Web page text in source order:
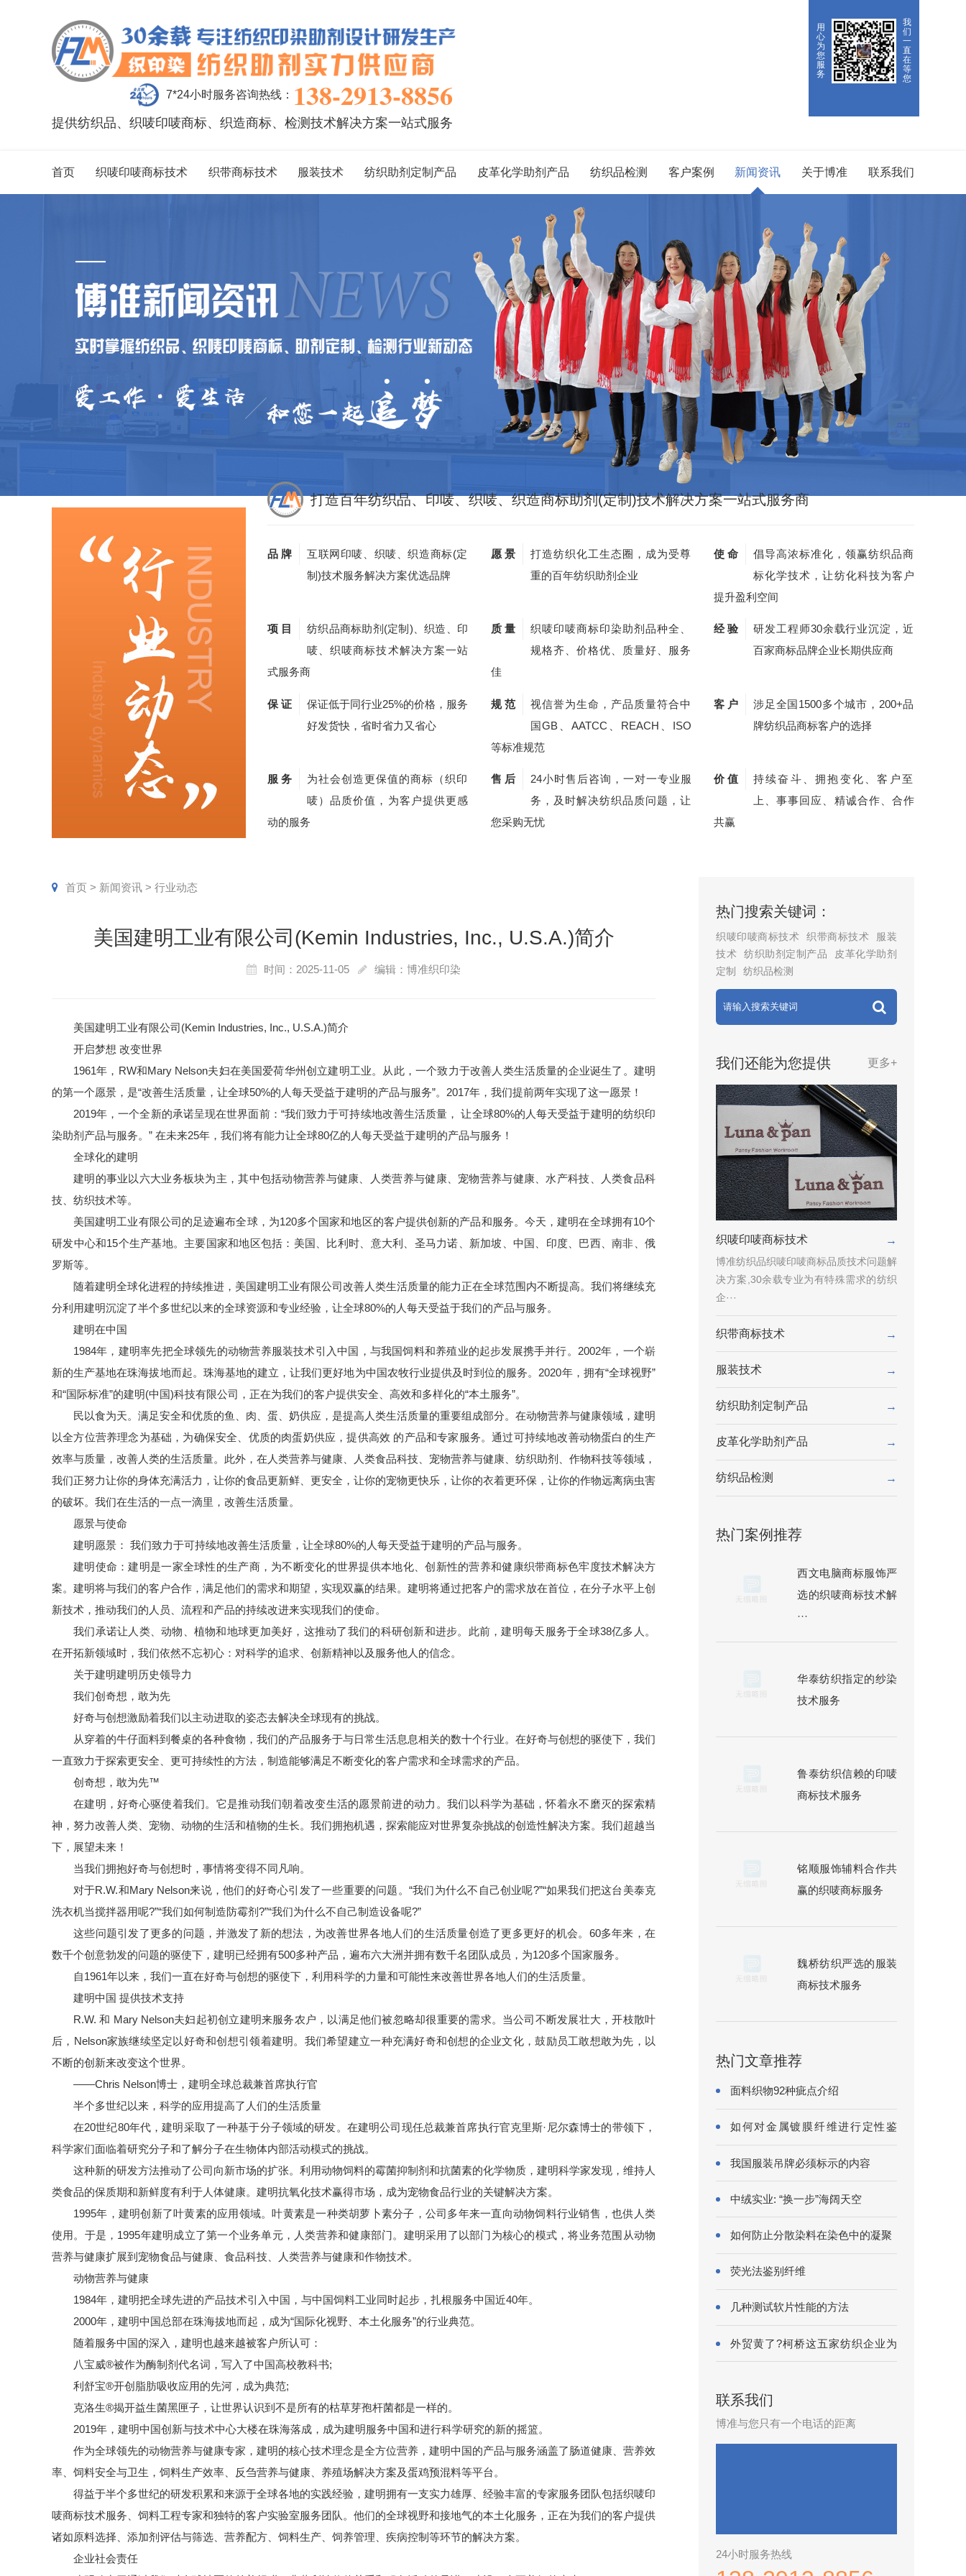
用
心
为
您
服
务
我
们
一
直
在
等
您
7*24小时服务咨询热线： 138-2913-8856
提供纺织品、织唛印唛商标、织造商标、检测技术解决方案一站式服务
首页 织唛印唛商标技术 织带商标技术 服装技术 纺织助剂定制产品 皮革化学助剂产品 纺织品检测 客户案例 新闻资讯 关于博准 联系我们
打造百年纺织品、印唛、织唛、织造商标助剂(定制)技术解决方案一站式服务商
品 牌
互联网印唛、织唛、织造商标(定
制)技术服务解决方案优选品牌
愿 景
打造纺织化工生态圈，成为受尊
重的百年纺织助剂企业
使 命
倡导高浓标准化，领赢纺织品商
标化学技术，让纺化科技为客户
提升盈利空间
项 目
纺织品商标助剂(定制)、织造、印
唛、织唛商标技术解决方案一站
式服务商
质 量
织唛印唛商标印染助剂品种全、
规格齐、价格优、质量好、服务
佳
经 验
研发工程师30余载行业沉淀，近
百家商标品牌企业长期供应商
保 证
保证低于同行业25%的价格，服务
好发货快，省时省力又省心
规 范
视信誉为生命，产品质量符合中
国GB、AATCC、REACH、ISO
等标准规范
客 户
涉足全国1500多个城市，200+品
牌纺织品商标客户的选择
服 务
为社会创造更保值的商标（织印
唛）品质价值，为客户提供更感
动的服务
售 后
24小时售后咨询，一对一专业服
务，及时解决纺织品质问题，让
您采购无忧
价 值
持续奋斗、拥抱变化、客户至
上、事事回应、精诚合作、合作
共赢
首页 > 新闻资讯 > 行业动态
美国建明工业有限公司(Kemin Industries, Inc., U.S.A.)简介
时间：2025-11-05 编辑：博准织印染
美国建明工业有限公司(Kemin Industries, Inc., U.S.A.)简介
开启梦想 改变世界
1961年，RW和Mary Nelson夫妇在美国爱荷华州创立建明工业。从此，一个致力于改善人类生活质量的企业诞生了。建明
的第一个愿景，是“改善生活质量，让全球50%的人每天受益于建明的产品与服务”。2017年，我们提前两年实现了这一愿景！
2019年，一个全新的承诺呈现在世界面前：“我们致力于可持续地改善生活质量， 让全球80%的人每天受益于建明的纺织印
染助剂 产品与服务。” 在未来25年，我们将有能力让全球80亿的人每天受益于建明的产品与服务！
全球化的建明
建明的事业以六大业务板块为主，其中包括动物营养与健康、人类营养与健康、宠物营养与健康、水产科技、人类食品科
技、纺织技术等。
美国建明工业有限公司的足迹遍布全球，为120多个国家和地区的客户提供创新的产品和服务。今天，建明在全球拥有10个
研发中心和15个生产基地。主要国家和地区包括：美国、比利时、意大利、圣马力诺、新加坡、中国、印度、巴西、南非、俄
罗斯等。
随着建明全球化进程的持续推进， 美国建明工业有限公司改善人类生活质量的能力正在全球范围内不断提高。我们将继续充
分利用建明沉淀了半个多世纪以来的全球资源和专业经验，让全球80%的人每天受益于我们的产品与服务。
建明在中国
1984年，建明率先把全球领先的动物营养服装技术引入中国，与我国饲料和养殖业的起步发展携手并行。2002年，一个崭
新的生产基地在珠海拔地而起。珠海基地的建立，让我们更好地为中国农牧行业提供及时到位的服务。2020年，拥有“全球视野”
和“国际标准”的建明(中国)科技有限公司，正在为我们的客户提供安全、高效和多样化的“本土服务”。
民以食为天。满足安全和优质的鱼、肉、蛋、奶供应，是提高人类生活质量的重要组成部分。在动物营养与健康领域，建明
以全方位营养理念为基础，为确保安全、优质的肉蛋奶供应，提供高效 的产品和专家服务。通过可持续地改善动物蛋白的生产
效率与质量，改善人类的生活质量。此外，在人类营养与健康、人类食品科技、宠物营养与健康、 纺织助剂
、作物科技等领域，
我们正努力让你的身体充满活力，让你的食品更新鲜、更安全，让你的宠物更快乐，让你的衣着更环保，让你的作物远离病虫害
的破坏。我们在生活的一点一滴里，改善生活质量。
愿景与使命
建明愿景： 我们致力于可持续地改善生活质量，让全球80%的人每天受益于建明的产品与服务。
建明使命：建明是一家全球性的生产商，为不断变化的世界提供本地化、创新性的营养和健康织带商标色牢度技术解决方
案。建明将与我们的客户合作，满足他们的需求和期望，实现双赢的结果。建明将通过把客户的需求放在首位，在分子水平上创
新技术，推动我们的人员、流程和产品的持续改进来实现我们的使命。
我们承诺让人类、动物、植物和地球更加美好，这推动了我们的科研创新和进步。此前，建明每天服务于全球38亿多人。
在开拓新领域时，我们依然不忘初心：对科学的追求、创新精神以及服务他人的信念。
关于建明建明历史领导力
我们创奇想，敢为先
好奇与创想激励着我们以主动进取的姿态去解决全球现有的挑战。
从穿着的牛仔面料到餐桌的各种食物，我们的产品服务于与日常生活息息相关的数十个行业。在好奇与创想的驱使下，我们
一直致力于探索更安全、更可持续性的方法，制造能够满足不断变化的客户需求和全球需求的产品。
创奇想，敢为先™
在建明，好奇心驱使着我们。它是推动我们朝着改变生活的愿景前进的动力。我们以科学为基础，怀着永不磨灭的探索精
神，努力改善人类、宠物、动物的生活和植物的生长。我们拥抱机遇，探索能应对世界复杂挑战的创造性解决方案。我们超越当
下，展望未来！
当我们拥抱好奇与创想时，事情将变得不同凡响。
对于R.W.和Mary Nelson来说，他们的好奇心引发了一些重要的问题。“我们为什么不自己创业呢?”“如果我们把这台美泰克
洗衣机当搅拌器用呢?”“我们如何制造防霉剂?”“我们为什么不自己制造设备呢?”
这些问题引发了更多的问题，并激发了新的想法，为改善世界各地人们的生活质量创造了更多更好的机会。60多年来，在
数千个创意勃发的问题的驱使下，建明已经拥有500多种产品，遍布六大洲并拥有数千名团队成员，为120多个国家服务。
自1961年以来，我们一直在好奇与创想的驱使下，利用科学的力量和可能性来改善世界各地人们的生活质量。
建明中国 提供技术支持
R.W. 和 Mary Nelson夫妇起初创立建明来服务农户，以满足他们被忽略却很重要的需求。当公司不断发展壮大，开枝散叶
后，Nelson家族继续坚定以好奇和创想引领着建明。我们希望建立一种充满好奇和创想的企业文化，鼓励员工敢想敢为先，以
不断的创新来改变这个世界。
——Chris Nelson博士，建明全球总裁兼首席执行官
半个多世纪以来，科学的应用提高了人们的生活质量
在20世纪80年代，建明采取了一种基于分子领域的研发。在建明公司现任总裁兼首席执行官克里斯·尼尔森博士的带领下，
科学家们面临着研究分子和了解分子在生物体内部活动模式的挑战。
这种新的研发方法推动了公司向新市场的扩张。利用动物饲料的霉菌抑制剂和抗菌素的化学物质，建明科学家发现，维持人
类食品的保质期和新鲜度有利于人体健康。建明抗氧化技术赢得市场，成为宠物食品行业的关键解决方案。
1995年，建明创新了叶黄素的应用领域。叶黄素是一种类胡萝卜素分子，公司多年来一直向动物饲料行业销售，也供人类
使用。于是，1995年建明成立了第一个业务单元，人类营养和健康部门。建明采用了以部门为核心的模式，将业务范围从动物
营养与健康扩展到宠物食品与健康、食品科技、人类营养与健康和作物技术。
动物营养与健康
1984年，建明把全球先进的产品技术引入中国，与中国饲料工业同时起步，扎根服务中国近40年。
2000年，建明中国总部在珠海拔地而起，成为“国际化视野、本土化服务”的行业典范。
随着服务中国的深入，建明也越来越被客户所认可：
八宝威®被作为酶制剂代名词，写入了中国高校教科书;
利舒宝®开创脂肪吸收应用的先河，成为典范;
克洛生®揭开益生菌黑匣子，让世界认识到不是所有的枯草芽孢杆菌都是一样的。
2019年，建明中国创新与技术中心大楼在珠海落成，成为建明服务中国和进行科学研究的新的摇篮。
作为全球领先的动物营养与健康专家，建明的核心技术理念是全方位营养，建明中国的产品与服务涵盖了肠道健康、营养效
率、饲料安全与卫生，饲料生产效率、反刍营养与健康、养殖场解决方案及蛋鸡预混料等平台。
得益于半个多世纪的研发积累和来源于全球各地的实践经验，建明拥有一支实力雄厚、经验丰富的专家服务团队包括织唛印
唛商标技术服务、饲料工程专家和独特的客户实验室服务团队。他们的全球视野和接地气的本土化服务，正在为我们的客户提供
诸如原料选择、添加剂评估与筛选、营养配方、饲料生产、饲养管理、疾病控制等环节的解决方案。
企业社会责任
热门搜索关键词：
织唛印唛商标技术 织带商标技术
服装
技术
纺织助剂定制产品
皮革化学助剂
定制
纺织品检测
我们还能为您提供 更多+
织唛印唛商标技术 →
博准纺织品织唛印唛商标品质技术问题解
决方案,30余载专业为有特殊需求的纺织
企···
织带商标技术 →
服装技术 →
纺织助剂定制产品 →
皮革化学助剂产品 →
纺织品检测 →
热门案例推荐
西文电脑商标服饰严
选的织唛商标技术解
···
华泰纺织指定的纱染
技术服务
鲁泰纺织信赖的印唛
商标技术服务
铭顺服饰辅料合作共
赢的织唛商标服务
魏桥纺织严选的服装
商标技术服务
热门文章推荐
面料织物92种疵点介绍
如何对金属镀膜纤维进行定性鉴
别?
我国服装吊牌必须标示的内容
中绒实业: “换一步”海阔天空
如何防止分散染料在染色中的凝聚
荧光法鉴别纤维
几种测试软片性能的方法
外贸黄了?柯桥这五家纺织企业为
何底气···
联系我们
博准与您只有一个电话的距离
24小时服务热线